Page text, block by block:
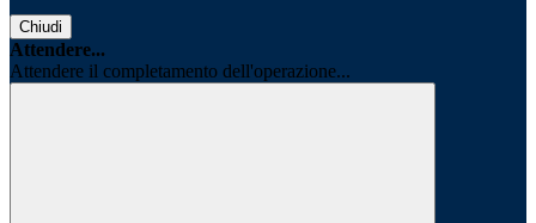
Chiudi
Attendere...
Attendere il completamento dell'operazione...